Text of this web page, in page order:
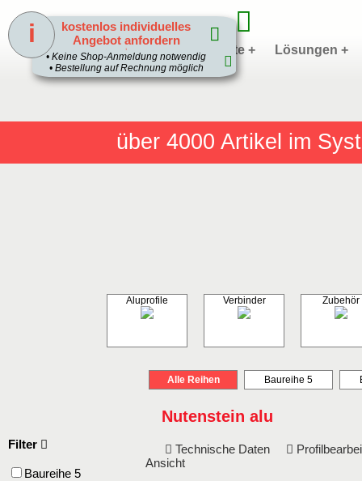
über 4000 Artikel im
Home Produkte + Lösungen +
Aluprofile Verbinder Zubehör
Alle Reihen Baureihe 5
Nutenstein alu
Technische Daten
Ansicht
Filter
Baureihe 5
kostenlos individuelles
Angebot anfordern
1
• Keine Shop-Anmeldung notwendig
• Bestellung auf Rechnung möglich
i